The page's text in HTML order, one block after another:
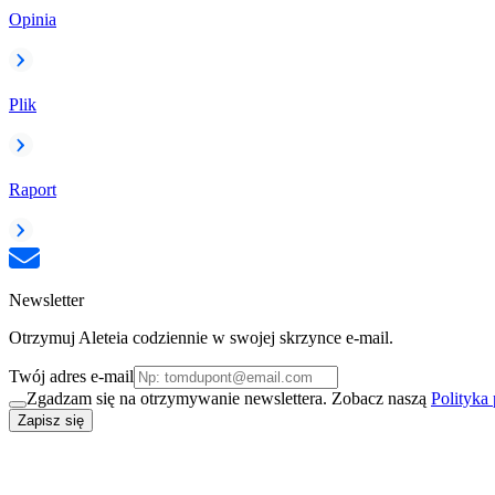
Opinia
Plik
Raport
Newsletter
Otrzymuj Aleteia codziennie w swojej skrzynce e-mail.
Twój adres e-mail
Zgadzam się na otrzymywanie newslettera. Zobacz naszą Polityka
Zapisz się